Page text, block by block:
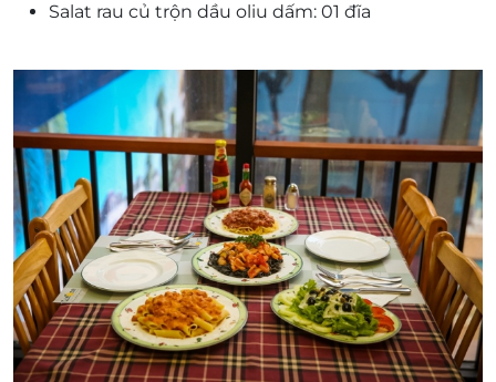
Salat rau củ trộn dầu oliu dấm: 01 đĩa